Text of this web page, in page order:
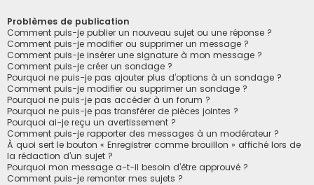
Problèmes de publication
Comment puis-je publier un nouveau sujet ou une réponse ?
Comment puis-je modifier ou supprimer un message ?
Comment puis-je insérer une signature à mon message ?
Comment puis-je créer un sondage ?
Pourquoi ne puis-je pas ajouter plus d’options à un sondage ?
Comment puis-je modifier ou supprimer un sondage ?
Pourquoi ne puis-je pas accéder à un forum ?
Pourquoi ne puis-je pas transférer de pièces jointes ?
Pourquoi ai-je reçu un avertissement ?
Comment puis-je rapporter des messages à un modérateur ?
À quoi sert le bouton « Enregistrer comme brouillon » affiché lors de
la rédaction d’un sujet ?
Pourquoi mon message a-t-il besoin d’être approuvé ?
Comment puis-je remonter mes sujets ?